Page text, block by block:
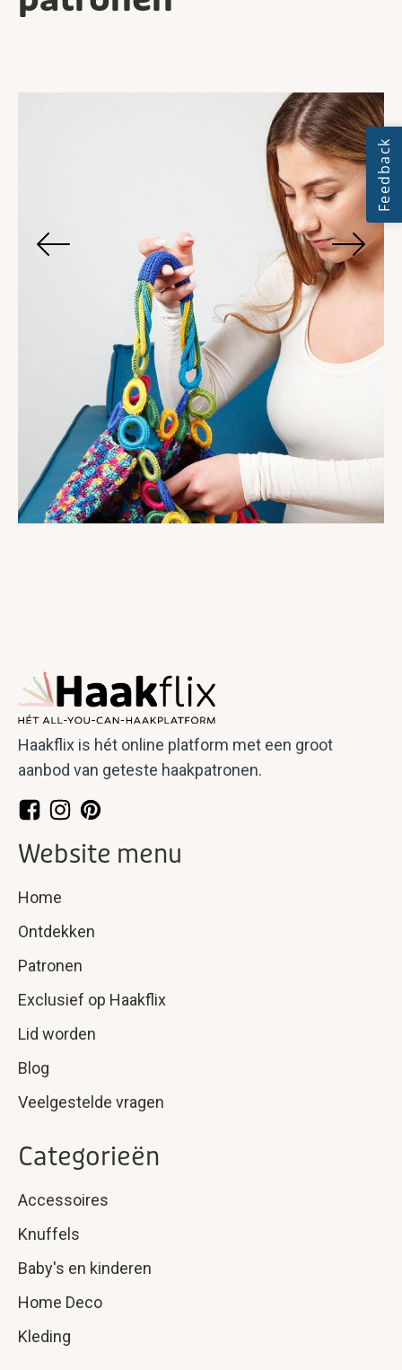
shopper corner to corner
Haakflix is hét online platform met een groot
aanbod van geteste haakpatronen.
Website menu
Home
Ontdekken
Patronen
Exclusief op Haakflix
Lid worden
Blog
Veelgestelde vragen
Categorieën
Accessoires
Knuffels
Baby's en kinderen
Home Deco
Kleding